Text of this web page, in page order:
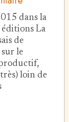
dans la
La
de
le
loin de